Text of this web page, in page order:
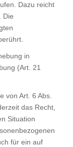
Dazu reicht
Die
in
(Art. 21
von Art. 6 Abs.
das Recht,
Situation
für ein auf